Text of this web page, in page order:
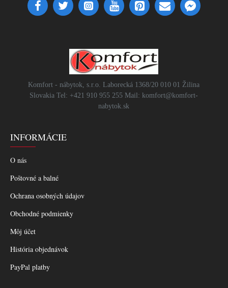
Komfort - nábytok, s.r.o. Laborecká 1368/20 010 01 Žilina
Slovakia Tel: +421 910 955 255 Mail: komfort@komfort-
nabytok.sk
INFORMÁCIE
O nás
Poštovné a balné
Ochrana osobných údajov
Obchodné podmienky
Môj účet
História objednávok
PayPal platby